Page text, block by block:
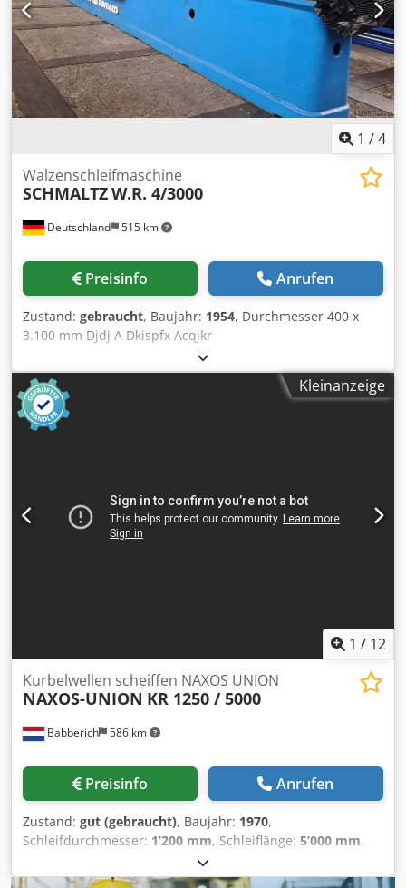
1 /4
Deutschland 515 km
Walzenschleifmaschine
SCHMALTZW.R. 4/3000
Preisinfo Anrufen
Zustand: gebraucht, Baujahr: 1954, Durchmesser 400 x
3.100 mm Djdj A Dkispfx Acqjkr
Kleinanzeige
1 / 12
Babberich 586 km
Kurbelwellen scheiffen NAXOS UNION
NAXOS-UNION KR 1250 / 5000
Preisinfo Anrufen
Zustand: gut (gebraucht), Baujahr: 1970,
Schleifdurchmesser: 1’200 mm, Schleiflänge: 5’000 mm,
Rundschleifmaschine NAXOS UNION - KR 1250 / 5000
Centerhöhe: 600mm Schleifdurchmesser Ø: 1200mm